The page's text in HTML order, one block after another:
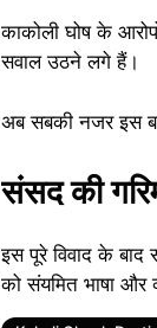
काकोली घोष के
सवाल उठने लगे हैं।
अब सबकी नजर इस
संसद की
इस पूरे विवाद के
को संयमित भाषा और